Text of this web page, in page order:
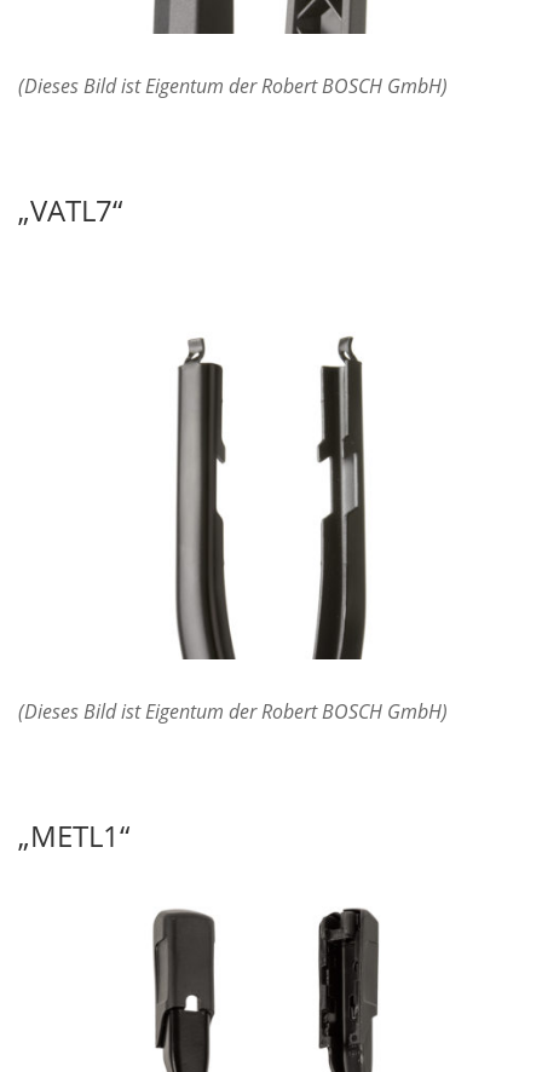
(Dieses Bild ist Eigentum der Robert BOSCH GmbH)
„VATL7“
(Dieses Bild ist Eigentum der Robert BOSCH GmbH)
„METL1“